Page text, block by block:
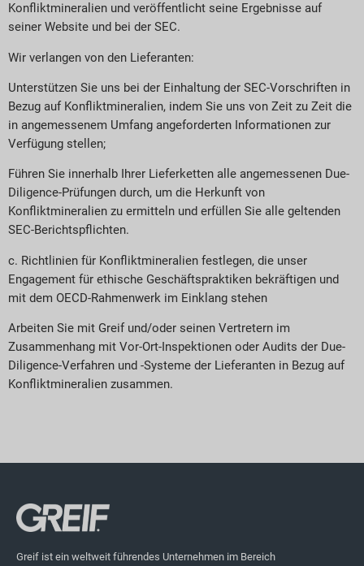
Konfliktmineralien und veröffentlicht seine Ergebnisse auf
seiner Website und bei der SEC.
Wir verlangen von den Lieferanten:
Unterstützen Sie uns bei der Einhaltung der SEC-Vorschriften in
Bezug auf Konfliktmineralien, indem Sie uns von Zeit zu Zeit die
in angemessenem Umfang angeforderten Informationen zur
Verfügung stellen;
Führen Sie innerhalb Ihrer Lieferketten alle angemessenen Due-
Diligence-Prüfungen durch, um die Herkunft von
Konfliktmineralien zu ermitteln und erfüllen Sie alle geltenden
SEC-Berichtspflichten.
c. Richtlinien für Konfliktmineralien festlegen, die unser
Engagement für ethische Geschäftspraktiken bekräftigen und
mit dem OECD-Rahmenwerk im Einklang stehen
Arbeiten Sie mit Greif und/oder seinen Vertretern im
Zusammenhang mit Vor-Ort-Inspektionen oder Audits der Due-
Diligence-Verfahren und -Systeme der Lieferanten in Bezug auf
Konfliktmineralien zusammen.
Greif ist ein weltweit führendes Unternehmen im Bereich